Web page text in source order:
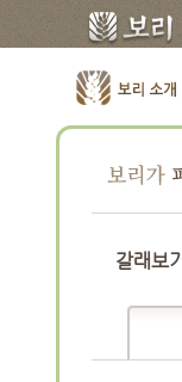
갈래보기